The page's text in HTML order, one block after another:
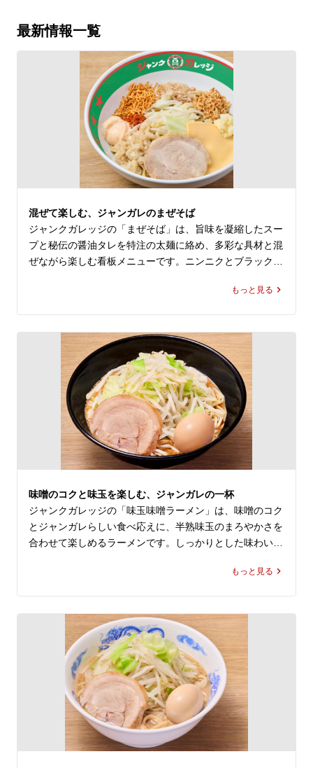
最新情報一覧
混ぜて楽しむ、ジャンガレのまぜそば
ジャンクガレッジの「まぜそば」は、旨味を凝縮したスー
プと秘伝の醤油タレを特注の太麺に絡め、多彩な具材と混
ぜながら楽しむ看板メニューです。ニンニクとブラックペ
シューが重なり、ジャンガレらしい食べ応えを感じられま
大宮駅でラーメンやまぜそばのランチを探している方、近
くのラーメン屋やレストラン・飲食店でしっかり満足感の
ある一杯を選びたい方にもおすすめです。二郎系ラーメン
が好きな方にも選びやすく、油そばとはまた違う、ジャン
クガレッジ 店舗ならではのまぜそばをぜひお楽しみくだ
もっと見る
味噌のコクと味玉を楽しむ、ジャンガレの一杯
ジャンクガレッジの「味玉味噌ラーメン」は、味噌のコク
とジャンガレらしい食べ応えに、半熟味玉のまろやかさを
合わせて楽しめるラーメンです。しっかりとした味わいな
ん、ランチで満足感のある一杯を選びたい方にもおすすめ
大宮駅でラーメンや二郎系のランチを探している方、近く
のラーメン屋やレストラン・飲食店でしっかり食べたい方
にもおすすめです。油そばやまぜそばとはまた違う、ジャ
ンクガレッジ 店舗ならではの味玉味噌ラーメンをぜひお
楽しみください。
もっと見る